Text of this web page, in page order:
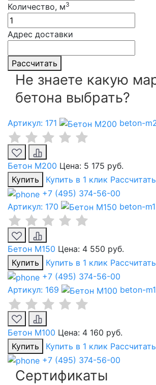
Количество, м3
Адрес доставки
Рассчитать
Не знаете какую
бетона выбрать?
Артикул: 171 beton-
Бетон М200 Цена: 5 175 руб.
Купить
Купить в 1 клик
+7 (495) 374-56-00
Артикул: 170
beton-
Бетон М150 Цена: 4 550 руб.
Купить
Купить в 1 клик
+7 (495) 374-56-00
Артикул: 169
beton-
Бетон М100 Цена: 4 160 руб.
Купить
Купить в 1 клик
+7 (495) 374-56-00
Сертификаты